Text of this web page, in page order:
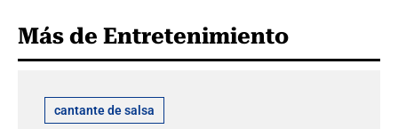
Más de Entretenimiento
cantante de salsa